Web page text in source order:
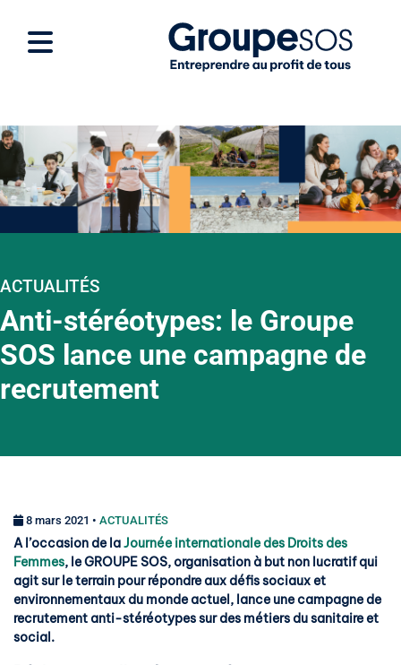
ACTUALITÉS
Anti-stéréotypes: le Groupe
SOS lance une campagne de
recrutement
8 mars 2021 • ACTUALITÉS
A l’occasion de laJournée internationale des Droits des
Femmes, le GROUPE SOS, organisation à but non lucratif qui
agit sur le terrain pour répondre aux défis sociaux et
environnementaux du monde actuel, lance une campagne de
recrutement anti-stéréotypes sur des métiers du sanitaire et
social.